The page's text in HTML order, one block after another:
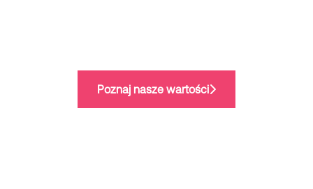
Poznaj nasze wartości